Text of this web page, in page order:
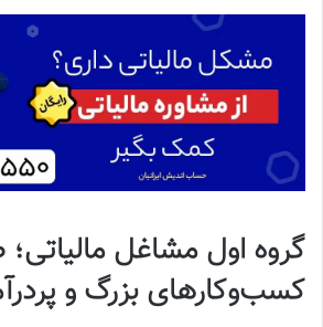
گروه اول مشاغل
کسب‌و‌کارهای بزرگ و